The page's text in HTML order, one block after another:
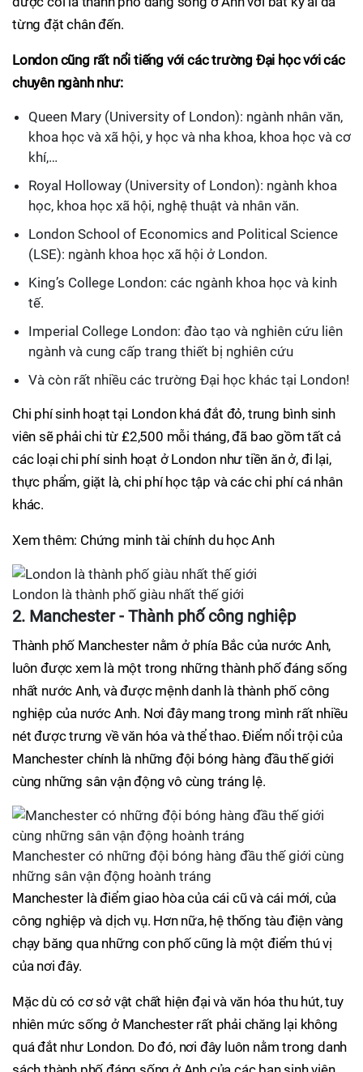
từng đặt chân đến.
London cũng rất nổi tiếng với các trường Đại học với các
chuyên ngành như:
Queen Mary (University of London): ngành nhân văn,
khoa học và xã hội, y học và nha khoa, khoa học và cơ
khí,…
Royal Holloway (University of London): ngành khoa
học, khoa học xã hội, nghệ thuật và nhân văn.
London School of Economics and Political Science
(LSE): ngành khoa học xã hội ở London.
King’s College London: các ngành khoa học và kinh
tế.
Imperial College London: đào tạo và nghiên cứu liên
ngành và cung cấp trang thiết bị nghiên cứu
Và còn rất nhiều các trường Đại học khác tại London!
Chi phí sinh hoạt tại London khá đắt đỏ, trung bình sinh
viên sẽ phải chi từ £2,500 mỗi tháng, đã bao gồm tất cả
các loại chi phí sinh hoạt ở London như tiền ăn ở, đi lại,
thực phẩm, giặt là, chi phí học tập và các chi phí cá nhân
khác.
Xem thêm: Chứng minh tài chính du học Anh
London là thành phố giàu nhất thế giới
2. Manchester - Thành phố công nghiệp
Thành phố Manchester nằm ở phía Bắc của nước Anh,
luôn được xem là một trong những thành phố đáng sống
nhất nước Anh, và được mệnh danh là thành phố công
nghiệp của nước Anh. Nơi đây mang trong mình rất nhiều
nét được trưng về văn hóa và thể thao. Điểm nổi trội của
Manchester chính là những đội bóng hàng đầu thế giới
cùng những sân vận động vô cùng tráng lệ.
Manchester có những đội bóng hàng đầu thế giới cùng
những sân vận động hoành tráng
Manchester là điểm giao hòa của cái cũ và cái mới, của
công nghiệp và dịch vụ. Hơn nữa, hệ thống tàu điện vàng
chạy băng qua những con phố cũng là một điểm thú vị
của nơi đây.
Mặc dù có cơ sở vật chất hiện đại và văn hóa thu hút, tuy
nhiên mức sống ở Manchester rất phải chăng lại không
quá đắt như London. Do đó, nơi đây luôn nằm trong danh